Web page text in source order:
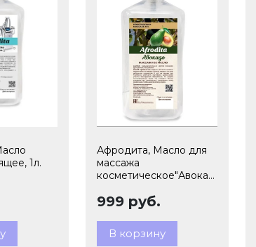
1л.
Афродита, Масло для
массажа
косметическое"Авокадо",
999 руб.
В корзину